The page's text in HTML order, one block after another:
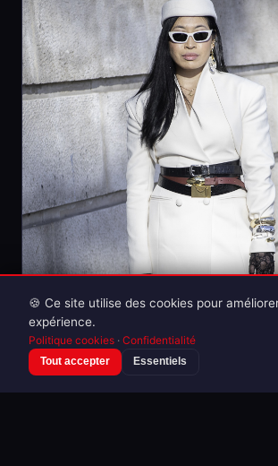
🍪 Ce site utilise des cookies pour
expérience.
Politique cookies · Confidentialité
Tout accepter Essentiels